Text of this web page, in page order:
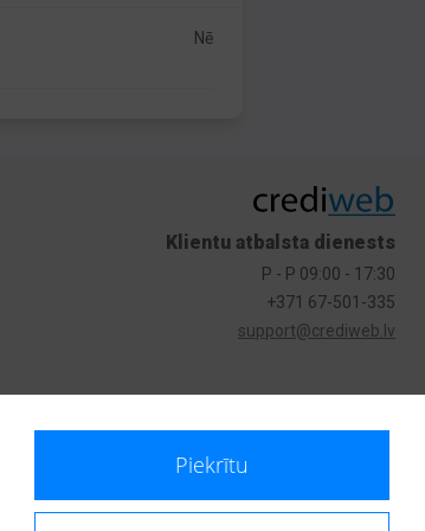
Nē
Klientu atbalsta dienests
P - P 09:00 - 17:30
+371 67-501-335
support@crediweb.lv
Piekrītu